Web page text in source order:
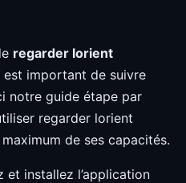
regarder lorient
est important de suivre
notre guide étape par
regarder lorient
de ses capacités.
et installez l’application